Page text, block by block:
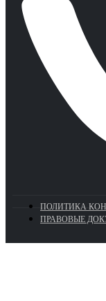
ПОЛИТИКА
ПРАВОВЫЕ